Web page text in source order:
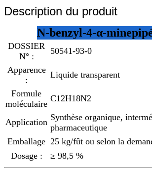
Description du produit
N-benzyl-4-α-
DOSSIER
N° :
50541-93-0
Apparence
:
Liquide transparent
Formule
moléculaire
C12H18N2
Application Synthèse organique,
pharmaceutique
Emballage 25 kg/fût ou selon la
Dosage :
≥ 98,5 %